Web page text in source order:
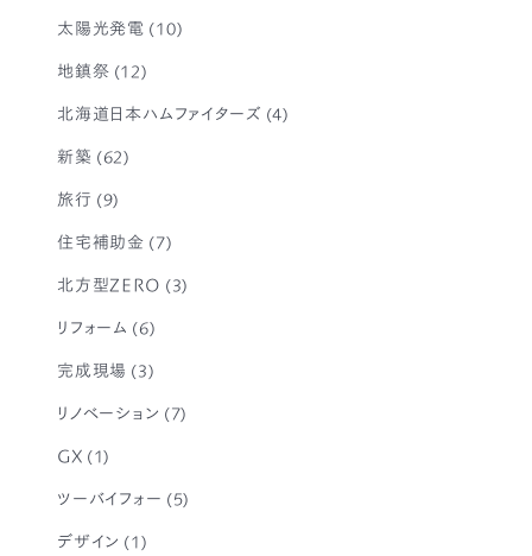
太陽光発電 (10)
地鎮祭 (12)
北海道日本ハムファイターズ (4)
新築 (62)
旅行 (9)
住宅補助金 (7)
北方型ZERO (3)
リフォーム (6)
完成現場 (3)
リノベーション (7)
GX (1)
ツーバイフォー (5)
デザイン (1)